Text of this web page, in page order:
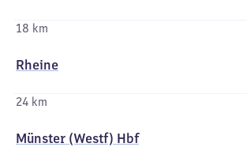
18 km
Rheine
24 km
Münster (Westf) Hbf